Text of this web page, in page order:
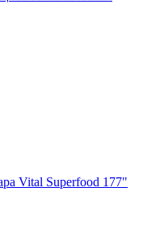
Vital Superfood 177"